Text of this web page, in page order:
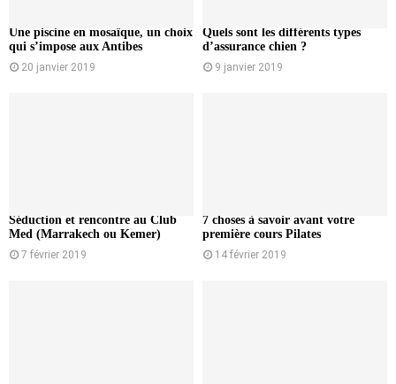
Une piscine en mosaïque, un choix
qui s’impose aux Antibes
20 janvier 2019
Quels sont les différents types
d’assurance chien ?
9 janvier 2019
Séduction et rencontre au Club
Med (Marrakech ou Kemer)
7 février 2019
7 choses à savoir avant votre
première cours Pilates
14 février 2019